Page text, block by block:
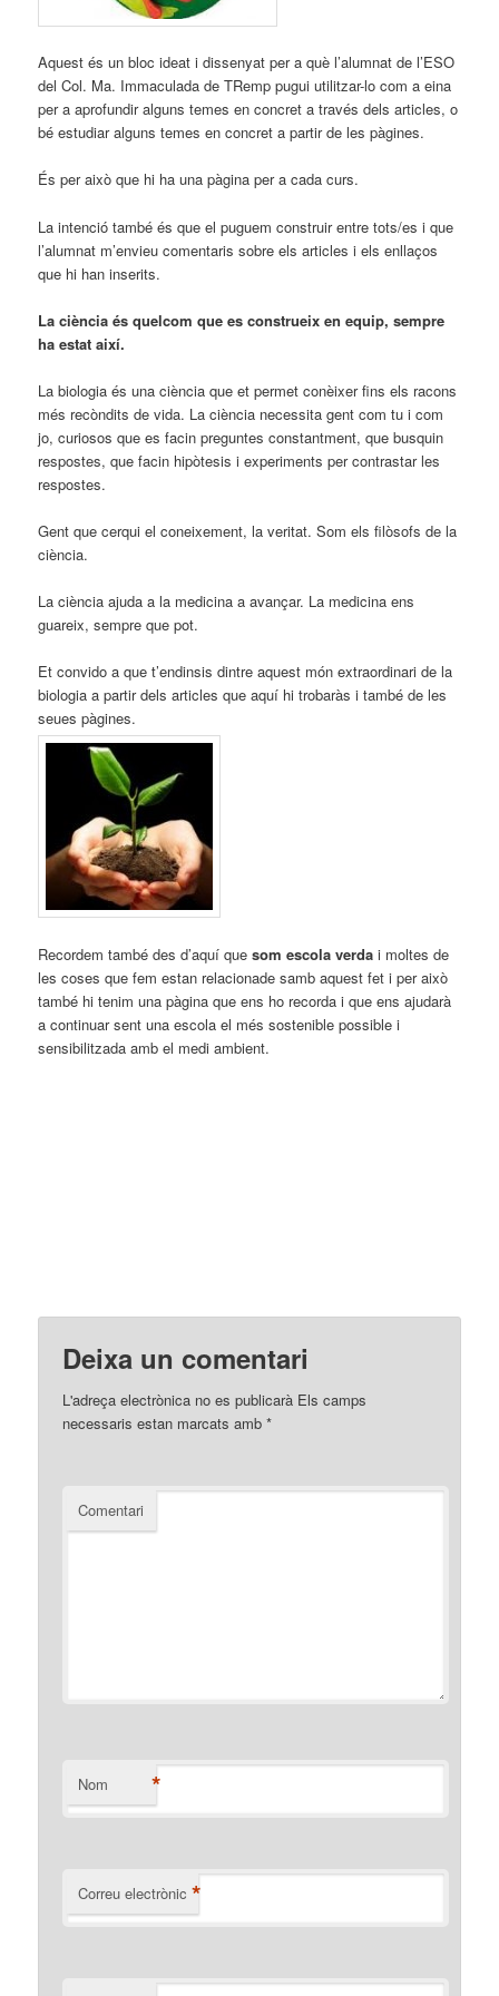
Aquest és un bloc ideat i dissenyat per a què l’alumnat de l’ESO
del Col. Ma. Immaculada de TRemp pugui utilitzar-lo com a eina
per a aprofundir alguns temes en concret a través dels articles, o
bé estudiar alguns temes en concret a partir de les pàgines.
És per això que hi ha una pàgina per a cada curs.
La intenció també és que el puguem construir entre tots/es i que
l’alumnat m’envieu comentaris sobre els articles i els enllaços
que hi han inserits.
La ciència és quelcom que es construeix en equip, sempre
ha estat així.
La biologia és una ciència que et permet conèixer fins els racons
més recòndits de vida. La ciència necessita gent com tu i com
jo, curiosos que es facin preguntes constantment, que busquin
respostes, que facin hipòtesis i experiments per contrastar les
respostes.
Gent que cerqui el coneixement, la veritat. Som els filòsofs de la
ciència.
La ciència ajuda a la medicina a avançar. La medicina ens
guareix, sempre que pot.
Et convido a que t’endinsis dintre aquest món extraordinari de la
biologia a partir dels articles que aquí hi trobaràs i també de les
seues pàgines.
Recordem també des d’aquí quesom escola verda i moltes de
les coses que fem estan relacionade samb aquest fet i per això
també hi tenim una pàgina que ens ho recorda i que ens ajudarà
a continuar sent una escola el més sostenible possible i
sensibilitzada amb el medi ambient.
Deixa un comentari
L'adreça electrònica no es publicarà Els camps
necessaris estan marcats amb*
Comentari
Nom *
Correu electrònic *